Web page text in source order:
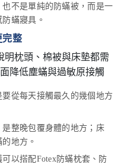
不是單純的防蟎被，而是一
蟎寢具。
完整
從每天接觸最久的幾個地方
整晚包覆身體的地方；床
地方。
以搭配Fotex防蟎枕套、防